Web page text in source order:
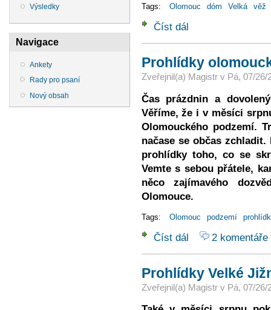
Výsledky
Navigace
Ankety
Rady pro psaní
Nový obsah
Tags: Olomouc dóm Velká věž
Číst dál
Prohlídky
Zveřejnil(a) Magistrv Pá, 07/26/
Čas prázdnin a
Věříme, že i v měsíci
Olomouckého podzemí.
načase se občas
prohlídky toho, co se
Vemte s sebou přátele,
něco zajímavého
Olomouce.
Tags: Olomouc podzemí
Číst dál Prohlídky2 komentáře
Prohlídky Velké
Zveřejnil(a) Magistrv Pá, 07/26/